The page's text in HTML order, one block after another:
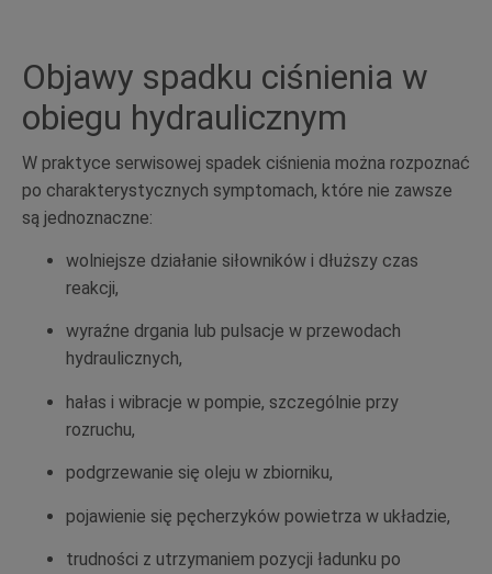
Objawy spadku ciśnienia w
obiegu hydraulicznym
W praktyce serwisowej spadek ciśnienia można rozpoznać
po charakterystycznych symptomach, które nie zawsze
są jednoznaczne:
wolniejsze działanie siłowników i dłuższy czas
reakcji,
wyraźne drgania lub pulsacje w przewodach
hydraulicznych,
hałas i wibracje w pompie, szczególnie przy
rozruchu,
podgrzewanie się oleju w zbiorniku,
pojawienie się pęcherzyków powietrza w układzie,
trudności z utrzymaniem pozycji ładunku po